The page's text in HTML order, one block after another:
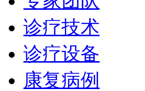
诊疗技术
诊疗设备
康复病例